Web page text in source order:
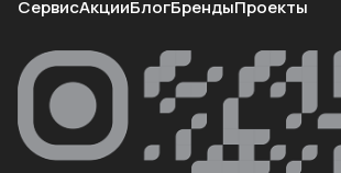
СервисАкцииБлогБрендыПроекты